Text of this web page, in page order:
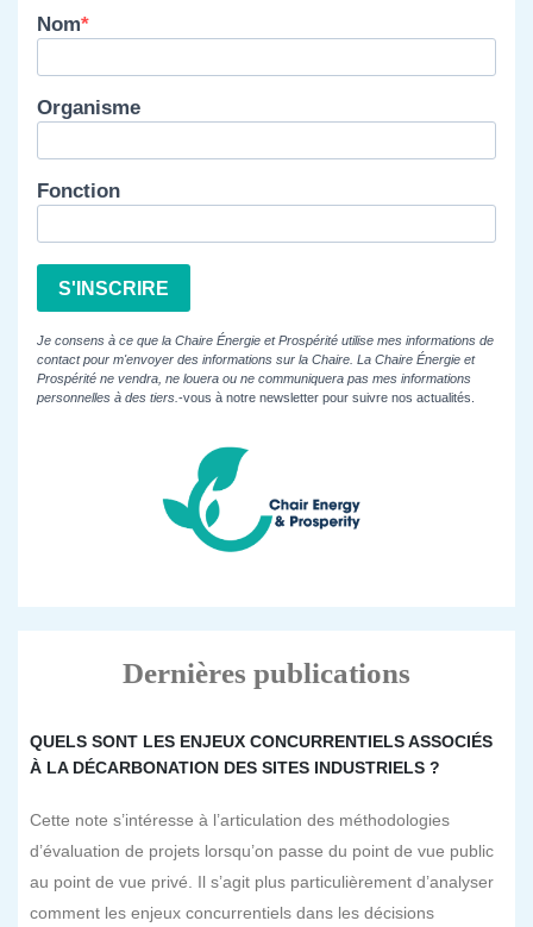
Nom
Organisme
Fonction
S'INSCRIRE
Je consens à ce que la Chaire Énergie et Prospérité utilise mes informations de
contact pour m'envoyer des informations sur la Chaire. La Chaire Énergie et
Prospérité ne vendra, ne louera ou ne communiquera pas mes informations
personnelles à des tiers. -vous à notre newsletter pour suivre nos actualités.
Dernières publications
QUELS SONT LES ENJEUX CONCURRENTIELS ASSOCIÉS
À LA DÉCARBONATION DES SITES INDUSTRIELS ?
Cette note s’intéresse à l’articulation des méthodologies
d’évaluation de projets lorsqu’on passe du point de vue public
au point de vue privé. Il s’agit plus particulièrement d’analyser
comment les enjeux concurrentiels dans les décisions